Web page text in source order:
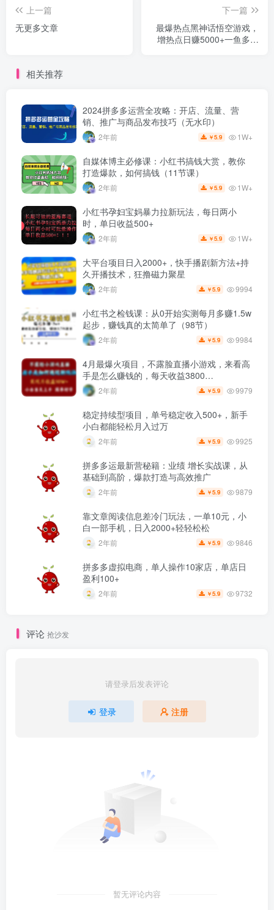
上一篇
无更多文章
下一篇
最爆热点黑神话悟空游戏，
增热点日赚5000+一鱼多吃
相关推荐
2024拼多多运营全攻略：开店、流量、营
销、推广与商品发布技巧（无水印）
2年前 ￥5.9 1W+
自媒体博主必修课：小红书搞钱大赏，教你
打造爆款，如何搞钱（11节课）
2年前 ￥5.9 1W+
小红书孕妇宝妈暴力拉新玩法，每日两小
时，单日收益500+
2年前 ￥5.9 1W+
大平台项目日入2000+，快手播剧新方法+持
久开播技术，狂撸磁力聚星
2年前 ￥5.9 9994
小红书之检钱课：从0开始实测每月多赚1.5w
起步，赚钱真的太简单了（98节）
2年前 ￥5.9 9984
4月最爆火项目，不露脸直播小游戏，来看高
手是怎么赚钱的，每天收益3800…
2年前 ￥5.9 9979
稳定持续型项目，单号稳定收入500+，新手
小白都能轻松月入过万
2年前 ￥5.9 9925
拼多多运最新营秘籍：业绩 增长实战课，从
基础到高阶，爆款打造与高效推广
2年前 ￥5.9 9879
靠文章阅读信息差冷门玩法，一单10元，小
白一部手机，日入2000+轻轻松松
2年前 ￥5.9 9846
拼多多虚拟电商，单人操作10家店，单店日
盈利100+
2年前 ￥5.9 9732
评论 抢沙发
请登录后发表评论
登录 注册
暂无评论内容